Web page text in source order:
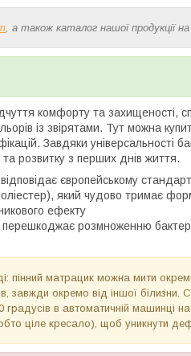
, а також каталог нашої продукції
комфорту та захищеності,
із звірятами. Тут можна
Завдяки універсальності
розвитку з перших днів життя.
європейському
який чудово тримає
ефекту
розмноженню
пінний матрацик можна мити
окремо від іншої білизни.
в автоматичній машинці
ціле кресало), щоб уникнути